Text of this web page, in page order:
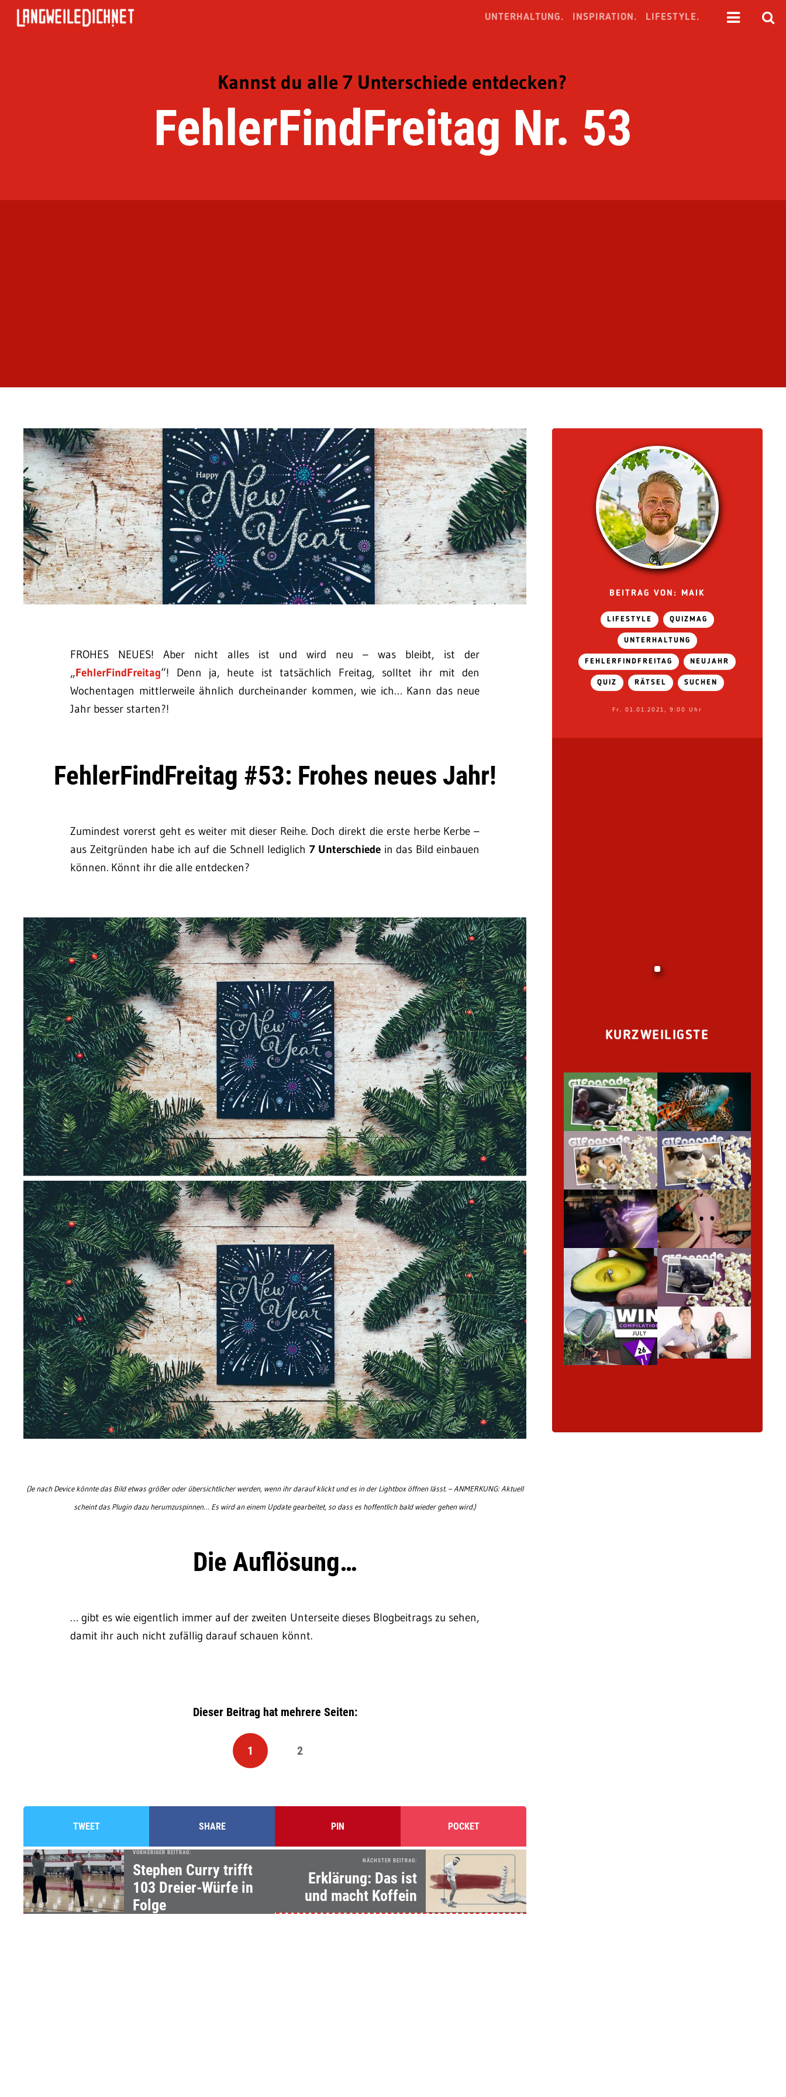
UNTERHALTUNG. INSPIRATION. LIFESTYLE.
Kannst du alle 7 Unterschiede entdecken?
FehlerFindFreitag Nr. 53
FROHES NEUES! Aber nicht alles ist und wird neu – was bleibt, ist der
„FehlerFindFreitag“! Denn ja, heute ist tatsächlich Freitag, solltet ihr mit den
Wochentagen mittlerweile ähnlich durcheinander kommen, wie ich… Kann das neue
Jahr besser starten?!
FehlerFindFreitag #53: Frohes neues Jahr!
Zumindest vorerst geht es weiter mit dieser Reihe. Doch direkt die erste herbe Kerbe –
aus Zeitgründen habe ich auf die Schnell lediglich 7 Unterschiede in das Bild einbauen
können. Könnt ihr die alle entdecken?
(Je nach Device könnte das Bild etwas größer oder übersichtlicher werden, wenn ihr darauf klickt und es in der Lightbox öffnen lässt. – ANMERKUNG: Aktuell
scheint das Plugin dazu herumzuspinnen… Es wird an einem Update gearbeitet, so dass es hoffentlich bald wieder gehen wird.)
Die Auflösung…
… gibt es wie eigentlich immer auf der zweiten Unterseite dieses Blogbeitrags zu sehen,
damit ihr auch nicht zufällig darauf schauen könnt.
Dieser Beitrag hat mehrere Seiten:
1 2
TWEET SHARE PIN POCKET
VORHERIGER BEITRAG:
Stephen Curry trifft
103 Dreier-Würfe in
Folge
NÄCHSTER BEITRAG:
Erklärung: Das ist
und macht Koffein
BEITRAG VON: MAIK
LIFESTYLE QUIZMAG
UNTERHALTUNG
FEHLERFINDFREITAG NEUJAHR
QUIZ RÄTSEL SUCHEN
Fr. 01.01.2021, 9:00 Uhr
KURZWEILIGSTE